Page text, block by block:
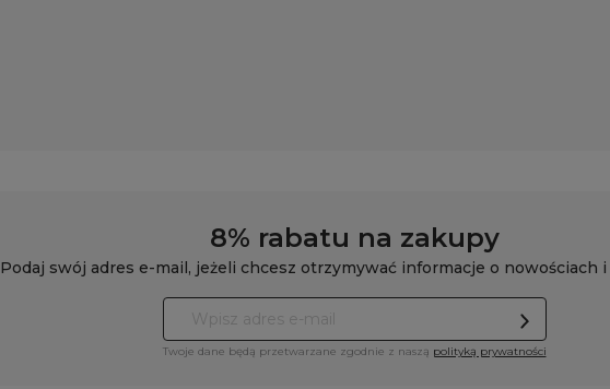
8% rabatu na zakupy
Podaj swój adres e-mail, jeżeli chcesz otrzymywać informacje o nowościach
Twoje dane będą przetwarzane zgodnie z naszą polityką prywatności